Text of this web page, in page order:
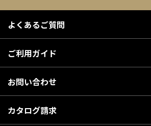
よくあるご質問
ご利用ガイド
お問い合わせ
カタログ請求